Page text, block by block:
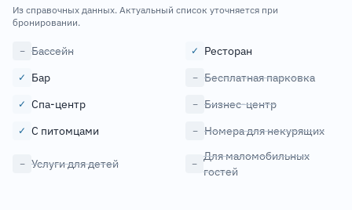
Из справочных данных. Актуальный список уточняется при
бронировании.
− Бассейн ✓ Ресторан
✓ Бар − Бесплатная парковка
✓ Спа-центр − Бизнес-центр
✓ С питомцами − Номера для некурящих
− Услуги для детей −
Для маломобильных
гостей